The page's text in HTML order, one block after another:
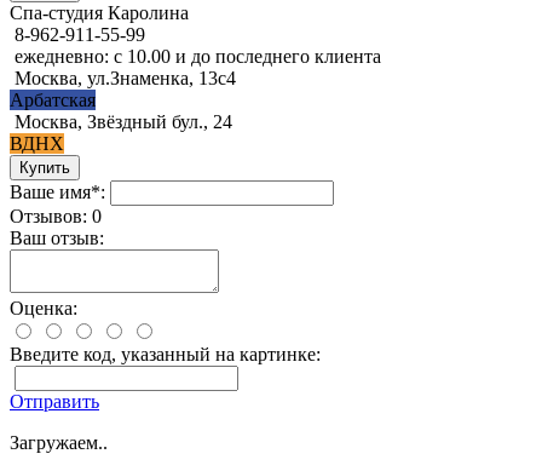
Спа-студия Каролина
8-962-911-55-99
ежедневно: с 10.00 и до последнего клиента
Москва, ул.Знаменка, 13с4
Арбатская
Москва, Звёздный бул., 24
ВДНХ
Ваше имя*:
Отзывов: 0
Ваш отзыв:
Оценка:
Введите код, указанный на картинке:
Отправить
Загружаем..